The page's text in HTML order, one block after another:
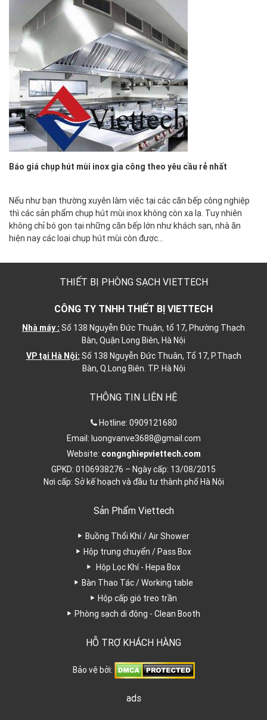
Báo giá chụp hút mùi inox gia công theo yêu cầu rẻ nhất
Nếu như bạn thường xuyên làm việc tại các căn bếp công nghiệp
thì các sản phẩm chụp hút mùi inox không còn xa lạ. Tuy nhiên
không chỉ bó gọn tại những căn bếp lớn như khách sạn, nhà ăn
hiện nay các loại chụp hút mùi còn được…
THIẾT BỊ PHÒNG SẠCH VIETTECH
CÔNG TY TNHH THIẾT BỊ VIETTECH
Nhà máy : Số 138 Nguyễn Đức Thuận, tổ 17, Phường Thạch
Bàn, Quận Long Biên, Hà Nội
VP tại Hà Nội: Số 138 Nguyễn Đức Thuân, Tổ 17, P.Thạch
Bàn, Q.Long Biên. TP. Hà Nội
THÔNG TIN LIÊN HỆ
Hotline: 0909121680
Email: luongvanve3688@gmail.com
Website: congnghiepviettech.com
GPKD: 0106938276 – Ngày cấp: 13/08/2015
Nơi cấp: Sở kế hoạch và đầu tư thành phố Hà Nội
Sản Phẩm Viettech
Buồng Thổi Khí / Air Shower
Hộp trung chuyển / Pass Box
Hộp Lọc Khí - Hepa Box
Bàn Thao Tác / Working table
Hộp cấp gió treo trần
Phòng sạch di động - Clean Booth
HỖ TRỢ KHÁCH HÀNG
Bảo vệ bởi:
ads